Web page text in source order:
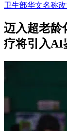
卫生部华文名称
迈入超老龄
疗将引入AI